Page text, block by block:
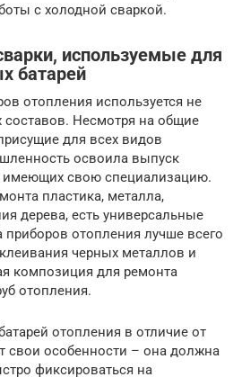
с холодной сваркой.
используемые для
батарей
отопления используется не
Несмотря на общие
для всех видов
освоила выпуск
имеющих свою специализацию.
пластика, металла,
дерева, есть универсальные
отопления лучше всего
черных металлов и
композиция для ремонта
отопления.
отопления в отличие от
свои особенности – она должна
фиксироваться на